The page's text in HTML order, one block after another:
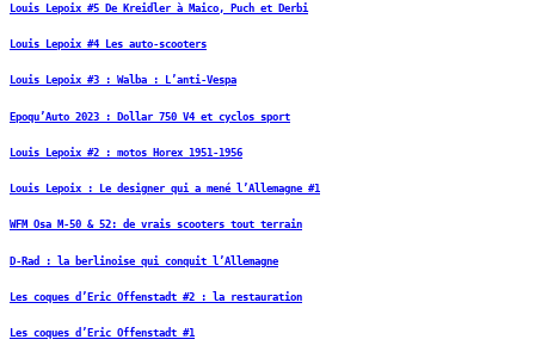
Louis Lepoix #5 De Kreidler à Maico, Puch et Derbi
Louis Lepoix #4 Les auto-scooters
Louis Lepoix #3 : Walba : L’anti-Vespa
Epoqu’Auto 2023 : Dollar 750 V4 et cyclos sport
Louis Lepoix #2 : motos Horex 1951-1956
Louis Lepoix : Le designer qui a mené l’Allemagne #1
WFM Osa M-50 & 52: de vrais scooters tout terrain
D-Rad : la berlinoise qui conquit l’Allemagne
Les coques d’Eric Offenstadt #2 : la restauration
Les coques d’Eric Offenstadt #1